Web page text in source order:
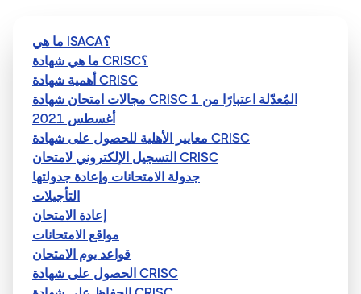
ما هي ISACA؟
ما هي شهادة CRISC؟
أهمية شهادة CRISC
مجالات امتحان شهادة CRISC المُعدّلة اعتبارًا من 1
أغسطس 2021
معايير الأهلية للحصول على شهادة CRISC
التسجيل الإلكتروني لامتحان CRISC
جدولة الامتحانات وإعادة جدولتها
التأجيلات
إعادة الامتحان
مواقع الامتحانات
قواعد يوم الامتحان
الحصول على شهادة CRISC